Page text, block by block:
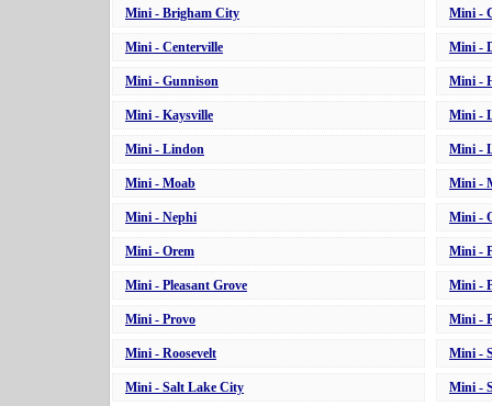
Mini - Brigham City Mini -
Mini - Centerville Mini -
Mini - Gunnison Mini -
Mini - Kaysville Mini -
Mini - Lindon Mini -
Mini - Moab Mini -
Mini - Nephi Mini -
Mini - Orem Mini -
Mini - Pleasant Grove Mini -
Mini - Provo Mini -
Mini - Roosevelt Mini -
Mini - Salt Lake City Mini -